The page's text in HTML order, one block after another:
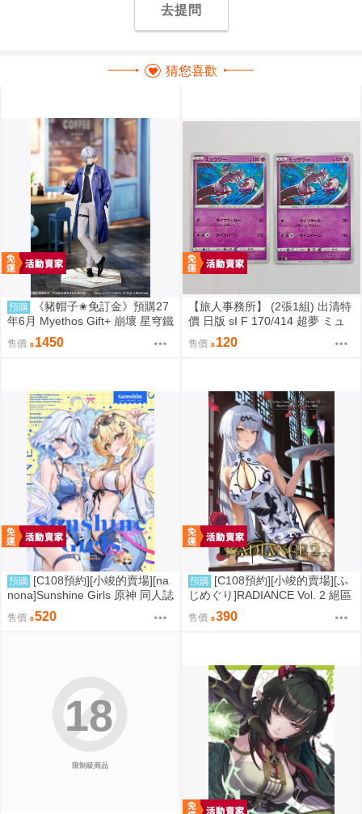
去提問
猜您喜歡
預購
《豬帽子✬免訂金》預購27
年6月 Myethos Gift+ 崩壞 星穹鐵
道 白厄 列車環遊記Ver 1/8 1011
售價 1450
【旅人事務所】 (2張1組) 出清特
價 日版 sI F 170/414 超夢 ミュ
ウツー PTCG 寶可夢 卡牌【原售
價480元 特價120元】
售價 120
預購 [C108預約][小竣的賣場][na
nona]Sunshine Girls 原神 同人誌
id=3774614
售價 520
預購 [C108預約][小竣的賣場][ふ
じめぐり]RADIANCE Vol. 2 絕區
零 同人誌id=3755087
售價 390
限制級商品
18